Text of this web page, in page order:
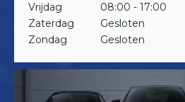
Vrijdag
08:00 - 17:00
Zaterdag
Gesloten
Zondag
Gesloten